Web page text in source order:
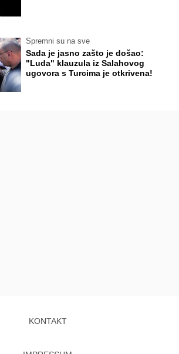
Spremni su na sve
Sada je jasno zašto je došao:
"Luda" klauzula iz Salahovog
ugovora s Turcima je otkrivena!
KONTAKT